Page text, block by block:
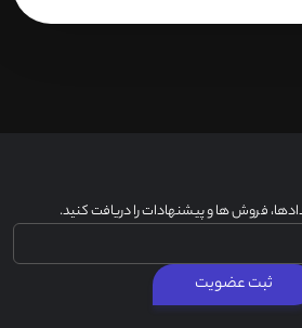
فروش ها و پیشنهادات را دریافت کنید.
ثبت عضویت